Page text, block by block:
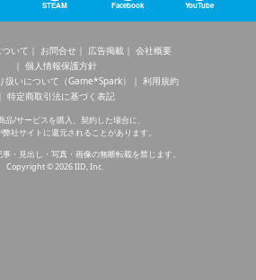
STEAM Facebook YouTube
いて お問合せ 広告掲載
会社概要
個人情報保護方針
扱いについて（Game*Spark）
利用規約
特定商取引法に基づく表記
品/サービスを購入、契約した場合に、
社サイトに還元されることがあります。
・見出し・写真・画像の無断転載を禁じます。
Copyright © 2026 IID, Inc.